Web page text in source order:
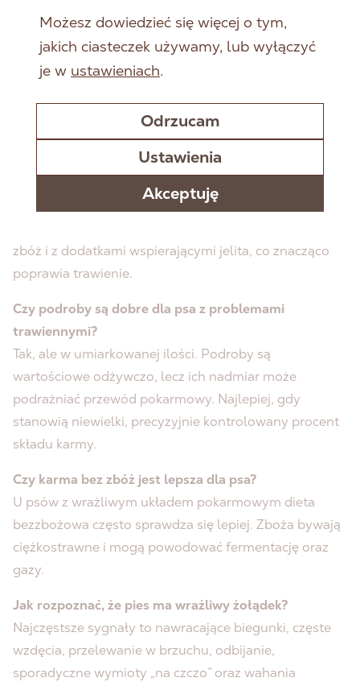
utrzymać stabilną pracę jelit i komfort trawienny, co
przekłada się na spokojniejsze zachowanie i lepsze
samopoczucie psa.
NAJCZĘŚCIEJ ZADAWANE PYTANIA
Czy pies z wrażliwym żołądkiem potrzebuje specjalnej
W większości przypadków wystarczy wybrać
zbóż i z dodatkami wspierającymi jelita, co znacząco
poprawia trawienie.
Czy podroby są dobre dla psa z problemami
trawiennymi?
Tak, ale w umiarkowanej ilości. Podroby są
wartościowe odżywczo, lecz ich nadmiar może
podrażniać przewód pokarmowy. Najlepiej, gdy
stanowią niewielki, precyzyjnie kontrolowany procent
składu karmy.
Czy karma bez zbóż jest lepsza dla psa?
U psów z wrażliwym układem pokarmowym dieta
bezzbożowa często sprawdza się lepiej. Zboża bywają
ciężkostrawne i mogą powodować fermentację oraz
gazy.
Jak rozpoznać, że pies ma wrażliwy żołądek?
Najczęstsze sygnały to nawracające biegunki, częste
wzdęcia, przelewanie w brzuchu, odbijanie,
sporadyczne wymioty „na czczo” oraz wahania
Możesz dowiedzieć się więcej o tym,
jakich ciasteczek używamy, lub wyłączyć
je w ustawieniach.
Akceptuję
Odrzucam
Ustawienia